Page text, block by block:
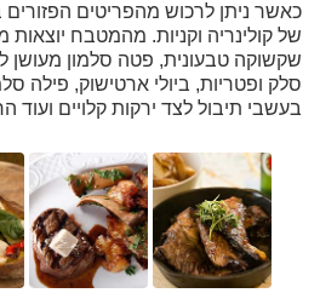
כאשר ניתן לרכוש מהפריטים
של קולינריה וקניות. מהמטבח יוצאות
שקשוקה טבעונית, פטה סלמון מעושן
סלק ופטריות, ביולי ארטישוק, פילה
בעשבי תיבול לצד ירקות קלויים ועוד